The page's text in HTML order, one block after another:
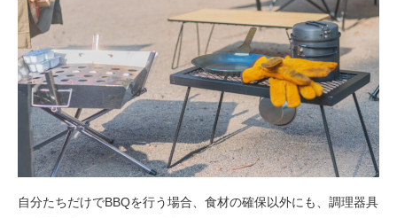
自分たちだけでBBQを行う場合、食材の確保以外にも、調理器具